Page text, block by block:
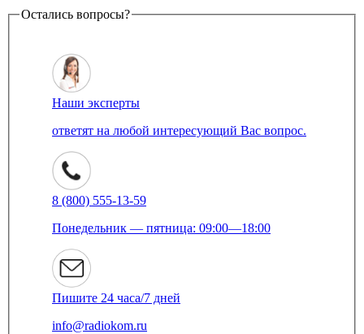
Остались вопросы?
Наши эксперты
ответят на любой интересующий Вас вопрос.
8 (800) 555-13-59
Понедельник — пятница: 09:00—18:00
Пишите 24 часа/7 дней
info@radiokom.ru